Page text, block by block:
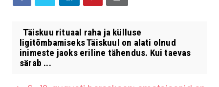
Täiskuu rituaal raha ja külluse
ligitõmbamiseks Täiskuul on alati olnud
inimeste jaoks eriline tähendus. Kui taevas
särab ...